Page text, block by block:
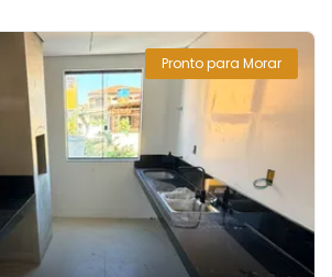
Pronto para Morar